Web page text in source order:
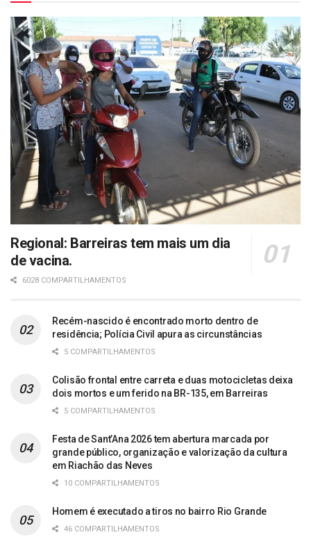
Regional: Barreiras tem mais um dia
de vacina.
6028 COMPARTILHAMENTOS
Recém-nascido é encontrado morto dentro de
residência; Polícia Civil apura as circunstâncias
5 COMPARTILHAMENTOS
Colisão frontal entre carreta e duas motocicletas deixa
dois mortos e um ferido na BR-135, em Barreiras
5 COMPARTILHAMENTOS
Festa de Sant’Ana 2026 tem abertura marcada por
grande público, organização e valorização da cultura
em Riachão das Neves
10 COMPARTILHAMENTOS
Homem é executado a tiros no bairro Rio Grande
46 COMPARTILHAMENTOS